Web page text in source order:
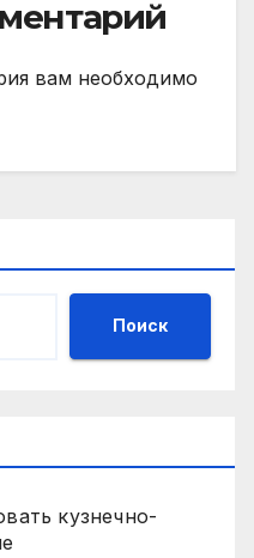
вам необходимо
Поиск
кузнечно-